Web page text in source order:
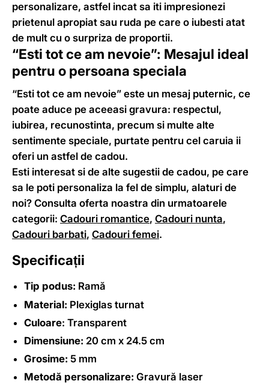
personalizare, astfel incat sa iti impresionezi
prietenul apropiat sau ruda pe care o iubesti atat
de mult cu o surpriza de proportii.
“Esti tot ce am nevoie”: Mesajul ideal
pentru o persoana speciala
“Esti tot ce am nevoie” este un mesaj puternic, ce
poate aduce pe aceeasi gravura: respectul,
iubirea, recunostinta, precum si multe alte
sentimente speciale, purtate pentru cel caruia ii
oferi un astfel de cadou.
Esti interesat si de alte sugestii de cadou, pe care
sa le poti personaliza la fel de simplu, alaturi de
noi? Consulta oferta noastra din urmatoarele
categorii: Cadouri romantice, Cadouri nunta,
Cadouri barbati, Cadouri femei.
Specificații
Tip podus: Ramă
Material: Plexiglas turnat
Culoare: Transparent
Dimensiune: 20 cm x 24.5 cm
Grosime: 5 mm
Metodă personalizare: Gravură laser